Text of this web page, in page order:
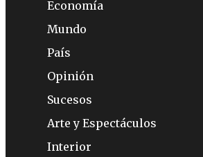
Economía
Mundo
País
Opinión
Sucesos
Arte y Espectáculos
Interior